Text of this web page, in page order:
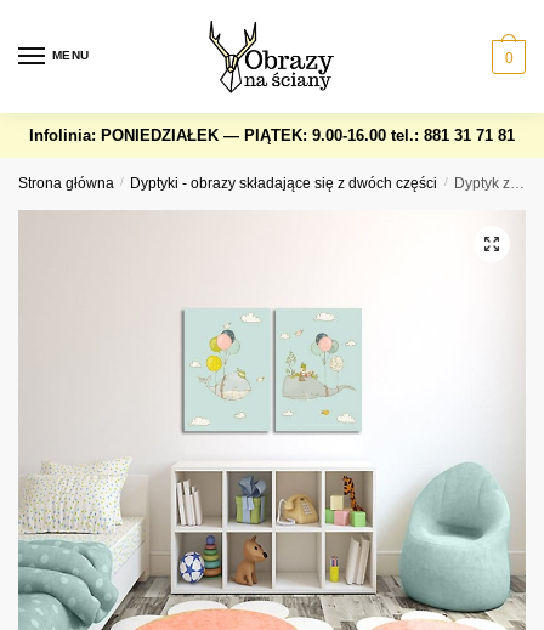
navigation
content
MENU 0
Infolinia: PONIEDZIAŁEK — PIĄTEK: 9.00-16.00 tel.: 881 31 71 81
Strona główna / Dyptyki - obrazy składające się z dwóch części / Dyptyk z motywem dziecięcym